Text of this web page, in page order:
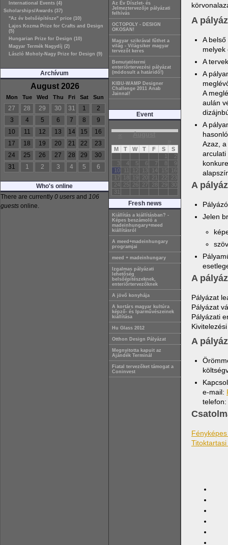
International Events (4)
Scholarships/Awards (37)
"Az év belsőépítésze" price (10)
Lajos Kozma Prize for Crafts and Design
(5)
Hungarian Prize for Design (10)
Magyar Termék Nagydíj (2)
László Moholy-Nagy Prize for Design (9)
Archívum
August 2026
Mon Tue Wed Thu Fri Sat Sun
27 28 29 30 31 1
2
3
4 5 6 7 8
9
10
11 12 13 14 15
16
17
18 19 20 21 22
23
24
25 26 27 28 29
30
31
1 2 3 4 5 6
Who's online
There are currently 0 users and 106
guests online.
Az Év Díszlet- és
Jelmeztervezője pályázati
felhívás
OCTOPOLY - DESIGN
OKOSAN!
Magyar szikrával fűthet a
világ - Világsiker magyar
tervezőt keres
Bemutatótermi
enteriőrtervezési pályázat
(módosult a határidő!)
KIBU-WAMP Designer
Challenge 2011 Anab
Jainnal!
Event
« August
M T W T F S
S
1
2
3
4 5 6 7 8
9
10
11 12 13 14 15
16
17
18 19 20 21 22
23
24
25 26 27 28 29
30
31
Fresh news
Kiállítás a kiállításban? -
Képes beszámoló a
madeinhungary+meed
kiállításról
A meed+madeinhungary
programjai
meed + madeinhungary
Izgalmas pályázati
lehetőség
belsőépítészeknek,
enteriőrtervezőknek
A jövő konyhája
A kortárs magyar kultúra
képző- és Iparművészeinek
kiállítása
Hu Glass 2012
Otthon Design Pályázat
Megnyitotta kapuit az
Ajándék Terminál
Fiatal tervezőket támogat a
Coninvest
A
A
melyek
A
A
A
aulán
A
Azaz,
arculati
A
Jelen
A
Pályázat
Pályázat
Pályázati
A
e-mail: